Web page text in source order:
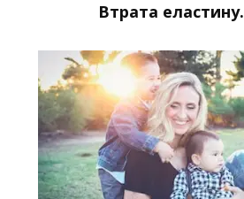
Втрата еластину.